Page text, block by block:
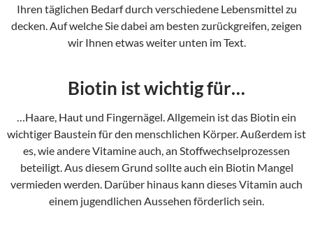
Ihren täglichen Bedarf durch verschiedene Lebensmittel zu
decken. Auf welche Sie dabei am besten zurückgreifen, zeigen
wir Ihnen etwas weiter unten im Text.
Biotin ist wichtig für…
…Haare, Haut und Fingernägel. Allgemein ist das Biotin ein
wichtiger Baustein für den menschlichen Körper. Außerdem ist
es, wie andere Vitamine auch, an Stoffwechselprozessen
beteiligt. Aus diesem Grund sollte auch ein Biotin Mangel
vermieden werden. Darüber hinaus kann dieses Vitamin auch
einem jugendlichen Aussehen förderlich sein.